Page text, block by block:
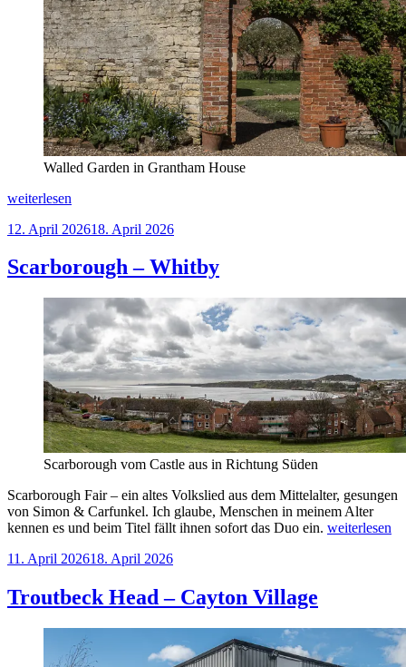
Walled Garden in Grantham House
„Cayton
–
House
–
Cambridge“
weiterlesen
Veröffentlicht
12. April 202618. April 2026
Scarborough – Whitby
Scarborough vom Castle aus in Richtung Süden
Scarborough Fair – ein altes Volkslied aus dem Mittelalter, gesungen
von Simon & Carfunkel. Ich glaube, Menschen in meinem Alter
kennen es und beim Titel fällt ihnen sofort das Duo ein. „Scarborough
weiterlesen
Veröffentlicht
11. April 202618. April 2026
Troutbeck Head – Cayton Village